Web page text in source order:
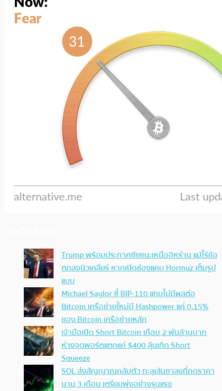
Trump พร้อมประกาศชัยชนะเหนืออิหร่าน แม้ไร้ข้อ
ตกลงนิวเคลียร์ หากเปิดช่องแคบ Hormuz เต็มรูป
แบบ
Michael Saylor ชี้ BIP-110 แทบไม่มีผลต่อ
Bitcoin เครือข่ายใหม่มี Hashpower แค่ 0.15%
ของ Bitcoin เครือข่ายหลัก
เจ้ามือเปิด Short Bitcoin เกือบ 2 พันล้านบาท
ห่างจุดพอร์ตแตกแค่ $400 ลุ้นเกิด Short
Squeeze
SOL ส่งสัญญาณกลับตัว ทะลุเส้นขาลงที่กดราคา
นาน 3 เดือน เตรียมพุ่งอย่างรุนแรง